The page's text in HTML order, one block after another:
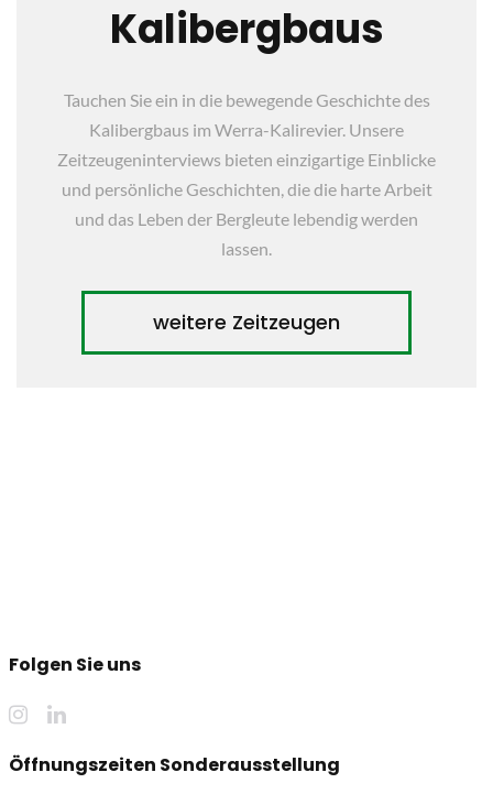
Kalibergbaus
Tauchen Sie ein in die bewegende Geschichte des
Kalibergbaus im Werra-Kalirevier. Unsere
Zeitzeugeninterviews bieten einzigartige Einblicke
und persönliche Geschichten, die die harte Arbeit
und das Leben der Bergleute lebendig werden
lassen.
weitere Zeitzeugen
Folgen Sie uns
Öffnungszeiten Sonderausstellung